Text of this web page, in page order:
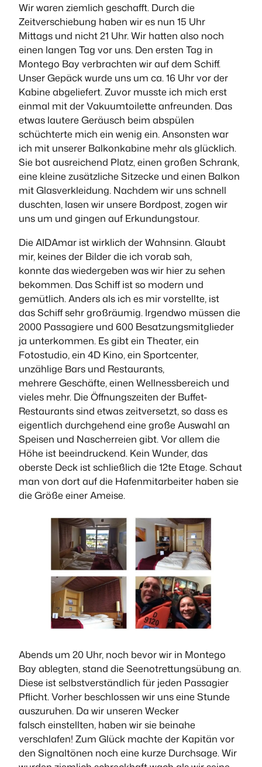
Wir waren ziemlich geschafft. Durch die
Zeitverschiebung haben wir es nun 15 Uhr
Mittags und nicht 21 Uhr. Wir hatten also noch
einen langen Tag vor uns. Den ersten Tag in
Montego Bay verbrachten wir auf dem Schiff.
Unser Gepäck wurde uns um ca. 16 Uhr vor der
Kabine abgeliefert. Zuvor musste ich mich erst
einmal mit der Vakuumtoilette anfreunden. Das
etwas lautere Geräusch beim abspülen
schüchterte mich ein wenig ein. Ansonsten war
ich mit unserer Balkonkabine mehr als glücklich.
Sie bot ausreichend Platz, einen großen Schrank,
eine kleine zusätzliche Sitzecke und einen Balkon
mit Glasverkleidung. Nachdem wir uns schnell
duschten, lasen wir unsere Bordpost, zogen wir
uns um und gingen auf Erkundungstour.
Die AIDAmar ist wirklich der Wahnsinn. Glaubt
mir, keines der Bilder die ich vorab sah,
konnte das wiedergeben was wir hier zu sehen
bekommen. Das Schiff ist so modern und
gemütlich. Anders als ich es mir vorstellte, ist
das Schiff sehr großräumig. Irgendwo müssen die
2000 Passagiere und 600 Besatzungsmitglieder
ja unterkommen. Es gibt ein Theater, ein
Fotostudio, ein 4D Kino, ein Sportcenter,
unzählige Bars und Restaurants,
mehrere Geschäfte, einen Wellnessbereich und
vieles mehr. Die Öffnungszeiten der Buffet-
Restaurants sind etwas zeitversetzt, so dass es
eigentlich durchgehend eine große Auswahl an
Speisen und Nascherreien gibt. Vor allem die
Höhe ist beeindruckend. Kein Wunder, das
oberste Deck ist schließlich die 12te Etage. Schaut
man von dort auf die Hafenmitarbeiter haben sie
die Größe einer Ameise.
Abends um 20 Uhr, noch bevor wir in Montego
Bay ablegten, stand die Seenotrettungsübung an.
Diese ist selbstverständlich für jeden Passagier
Pflicht. Vorher beschlossen wir uns eine Stunde
auszuruhen. Da wir unseren Wecker
falsch einstellten, haben wir sie beinahe
verschlafen! Zum Glück machte der Kapitän vor
den Signaltönen noch eine kurze Durchsage. Wir